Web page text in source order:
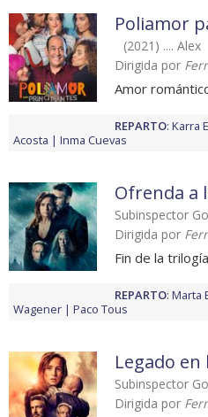
Poliamor
(2021) .... Alex
Dirigida por
Amor
REPARTO: Karra
Acosta
Inma Cuevas
Ofrenda a
Subinspector
Dirigida por
Fin de la trilogía
REPARTO: Marta
Wagener
Paco Tous
Legado en
Subinspector
Dirigida por